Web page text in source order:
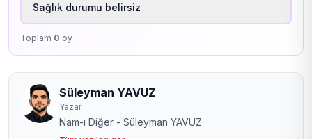
Sağlık durumu belirsiz
Toplam 0 oy
Süleyman YAVUZ
Yazar
Nam-ı Diğer - Süleyman YAVUZ